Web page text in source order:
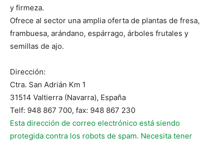
y firmeza.
Ofrece al sector una amplia oferta de plantas de fresa,
frambuesa, arándano, espárrago, árboles frutales y
semillas de ajo.
Dirección:
Ctra. San Adrián Km 1
31514 Valtierra (Navarra), España
Telf: 948 867 700, fax: 948 867 230
Esta dirección de correo electrónico está siendo
protegida contra los robots de spam. Necesita tener